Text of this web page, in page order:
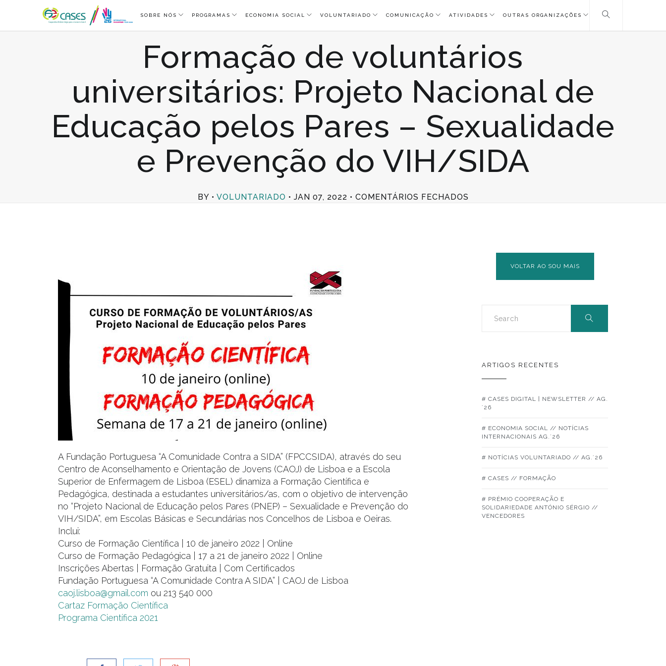
SOBRE NÓS PROGRAMAS ECONOMIA SOCIAL VOLUNTARIADO COMUNICAÇÃO ATIVIDADES OUTRAS ORGANIZAÇÕES
Formação de voluntários
universitários: Projeto Nacional de
Educação pelos Pares – Sexualidade
e Prevenção do VIH/SIDA
BY VOLUNTARIADO JAN 07, 2022 COMENTÁRIOS FECHADOS
NACIONAL
PELOS
PARES
PREVENÇÃO
VIH/SIDA
A Fundação Portuguesa “A Comunidade Contra a SIDA” (FPCCSIDA), através do seu
Centro de Aconselhamento e Orientação de Jovens (CAOJ) de Lisboa e a Escola
Superior de Enfermagem de Lisboa (ESEL) dinamiza a Formação Científica e
Pedagógica, destinada a estudantes universitários/as, com o objetivo de intervenção
no “Projeto Nacional de Educação pelos Pares (PNEP) – Sexualidade e Prevenção do
VIH/SIDA”, em Escolas Básicas e Secundárias nos Concelhos de Lisboa e Oeiras.
Inclui:
Curso de Formação Científica | 10 de janeiro 2022 | Online
Curso de Formação Pedagógica | 17 a 21 de janeiro 2022 | Online
Inscrições Abertas | Formação Gratuita | Com Certificados
Fundação Portuguesa “A Comunidade Contra A SIDA” | CAOJ de Lisboa
caoj.lisboa@gmail.com ou 213 540 000
Cartaz Formação Científica
Programa Científica 2021
VOLTAR AO SOU MAIS
ARTIGOS RECENTES
# CASES DIGITAL | NEWSLETTER // AG.
´26
# ECONOMIA SOCIAL // NOTÍCIAS
INTERNACIONAIS AG.´26
# NOTÍCIAS VOLUNTARIADO // AG.´26
# CASES // FORMAÇÃO
# PRÉMIO COOPERAÇÃO E
SOLIDARIEDADE ANTÓNIO SÉRGIO //
VENCEDORES